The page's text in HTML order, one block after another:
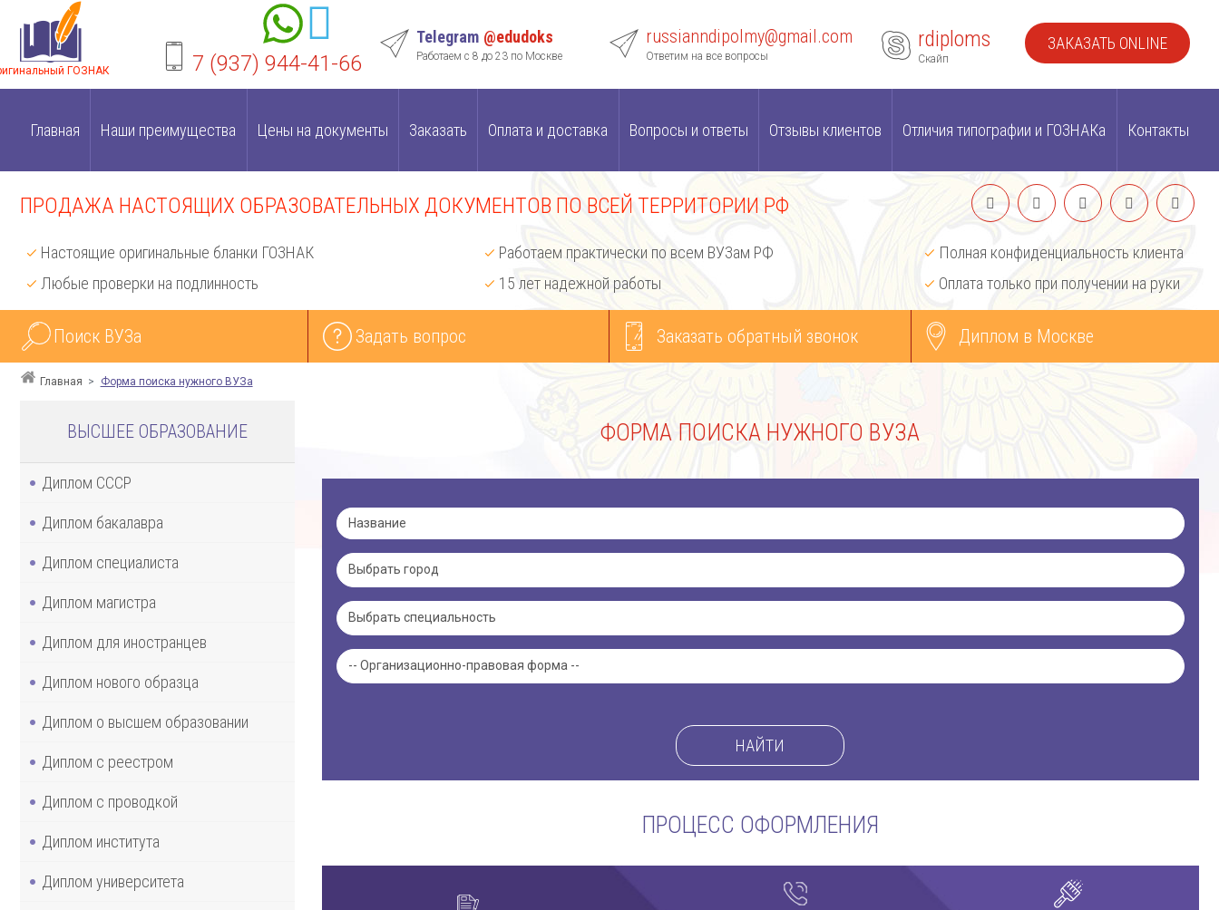
ГОЗНАК 7 (937) 944-41-66
Telegram @edudoks
Работаем с 8 до 23 по Москве
russianndipolmy@gmail.com
Ответим на все вопросы
rdiploms
Скайп
ЗАКАЗАТЬ ONLINE
Главная Наши преимущества Цены на документы Заказать Оплата и доставка Вопросы и ответы Отзывы клиентов Отличия типографии и ГОЗНАКа Контакты
ПРОДАЖА НАСТОЯЩИХ ОБРАЗОВАТЕЛЬНЫХ ДОКУМЕНТОВ ПО ВСЕЙ ТЕРРИТОРИИ РФ
Настоящие оригинальные бланки ГОЗНАК
Любые проверки на подлинность
Работаем практически по всем ВУЗам РФ
15 лет надежной работы
Полная конфиденциальность клиента
Оплата только при получении на руки
Поиск ВУЗа Задать вопрос Заказать обратный звонок Диплом в Москве
Главная Форма поиска нужного ВУЗа
ВЫСШЕЕ ОБРАЗОВАНИЕ
Диплом СССР
Диплом бакалавра
Диплом специалиста
Диплом магистра
Диплом для иностранцев
Диплом нового образца
Диплом о высшем образовании
Диплом с реестром
Диплом с проводкой
Диплом института
Диплом университета
ФОРМА ПОИСКА НУЖНОГО ВУЗА
НАЙТИ
ПРОЦЕСС ОФОРМЛЕНИЯ